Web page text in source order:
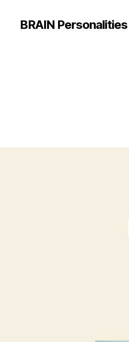
BRAIN Personalities